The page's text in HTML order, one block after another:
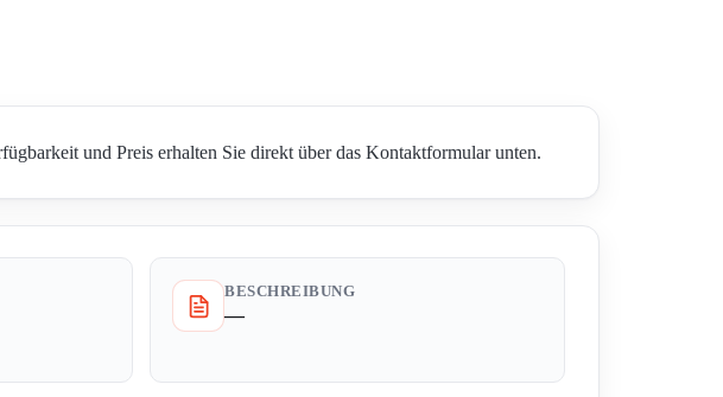
und Preis erhalten Sie direkt über das Kontaktformular unten.
BESCHREIBUNG
—